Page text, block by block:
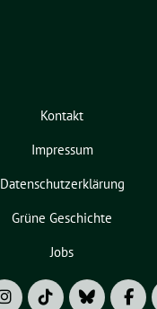
Kontakt
Impressum
Datenschutzerklärung
Grüne Geschichte
Jobs